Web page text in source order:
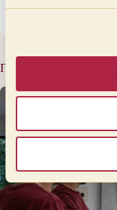
Похожие сообщения